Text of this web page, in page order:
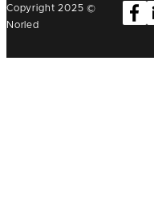
Copyright 2025 ©
Norled